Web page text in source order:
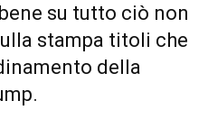
su tutto ciò non
stampa titoli che
della